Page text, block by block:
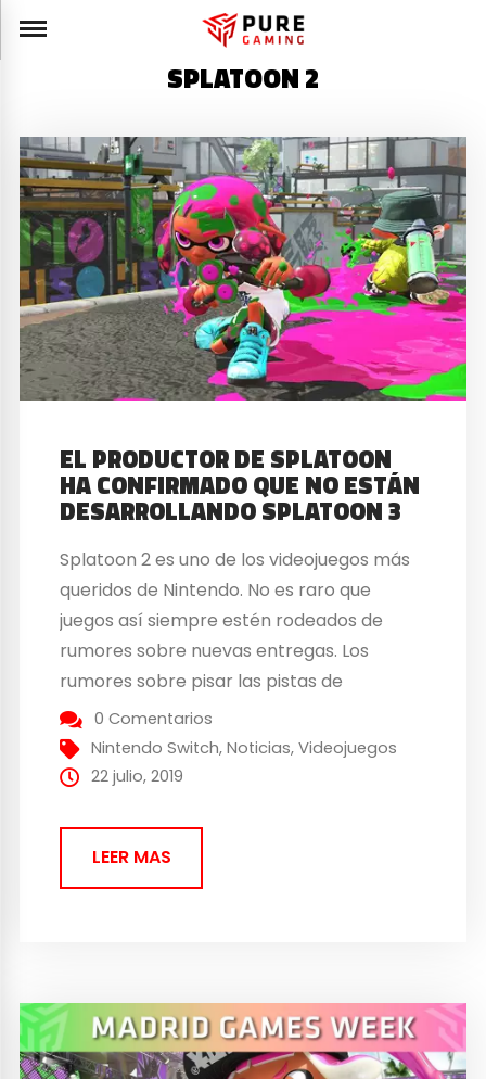
SPLATOON 2
EL PRODUCTOR DE SPLATOON
HA CONFIRMADO QUE NO ESTÁN
DESARROLLANDO SPLATOON 3
Splatoon 2 es uno de los videojuegos más
queridos de Nintendo. No es raro que
juegos así siempre estén rodeados de
rumores sobre nuevas entregas. Los
rumores sobre pisar las pistas de
enfrentamiento en un Splatoon 3 parece
que se han topado con un muro llamado:
Nintendo. Hisashi Nogami, productor
0 Comentarios
Nintendo Switch,Noticias,Videojuegos
22 julio, 2019
LEER MAS